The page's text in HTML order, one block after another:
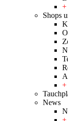
+
Shops
+
News